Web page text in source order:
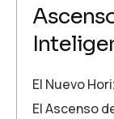
El Nuevo
El Ascenso